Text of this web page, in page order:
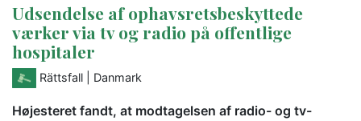
Udsendelse af ophavsretsbeskyttede
værker via tv og radio på offentlige
hospitaler
Rättsfall | Danmark
Højesteret fandt, at modtagelsen af radio- og tv-